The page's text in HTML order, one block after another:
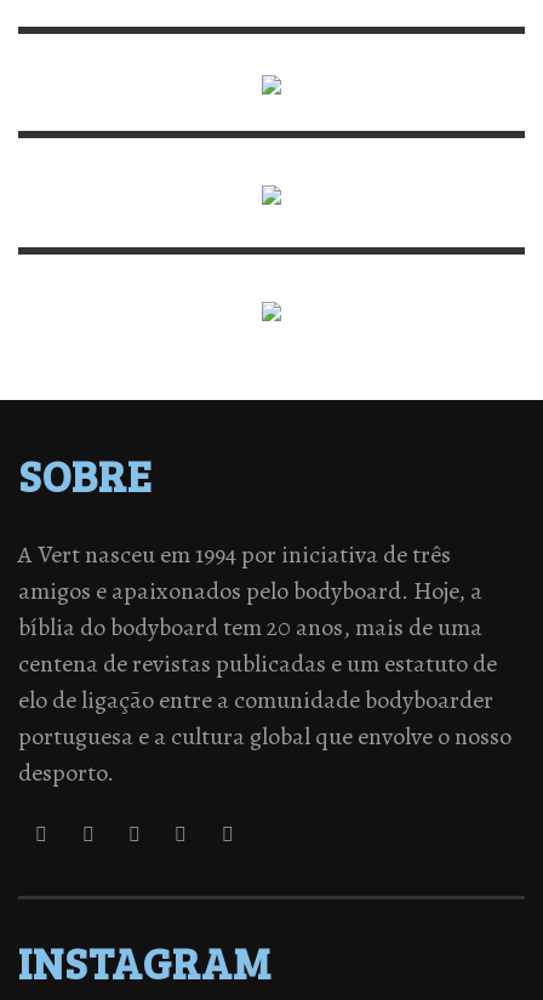
SOBRE
A Vert nasceu em 1994 por iniciativa de três
amigos e apaixonados pelo bodyboard. Hoje, a
bíblia do bodyboard tem 20 anos, mais de uma
centena de revistas publicadas e um estatuto de
elo de ligação entre a comunidade bodyboarder
portuguesa e a cultura global que envolve o nosso
desporto.
INSTAGRAM